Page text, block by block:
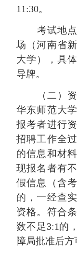
11:30。
考试地
场（河南省
大学），具
导牌。
（二）
华东师范大
报考者进行
招聘工作全
的信息和材
现报名者有
假信息（含
的，一经查
资格。符合
数不足 3:1的
障局批准后方